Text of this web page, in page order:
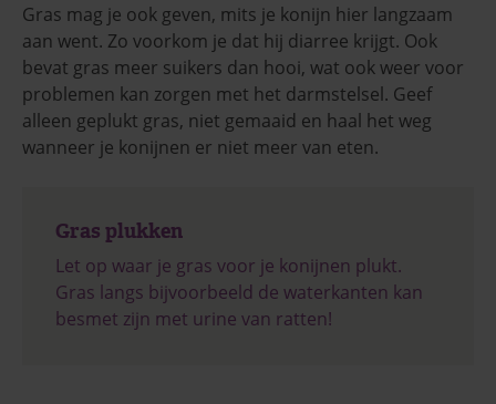
Gras mag je ook geven, mits je konijn hier langzaam
aan went. Zo voorkom je dat hij diarree krijgt. Ook
bevat gras meer suikers dan hooi, wat ook weer voor
problemen kan zorgen met het darmstelsel. Geef
alleen geplukt gras, niet gemaaid en haal het weg
wanneer je konijnen er niet meer van eten.
Gras plukken
Let op waar je gras voor je konijnen plukt.
Gras langs bijvoorbeeld de waterkanten kan
besmet zijn met urine van ratten!